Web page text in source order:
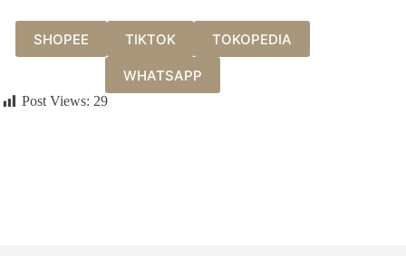
SHOPEE TIKTOK TOKOPEDIA
WHATSAPP
Post Views: 29